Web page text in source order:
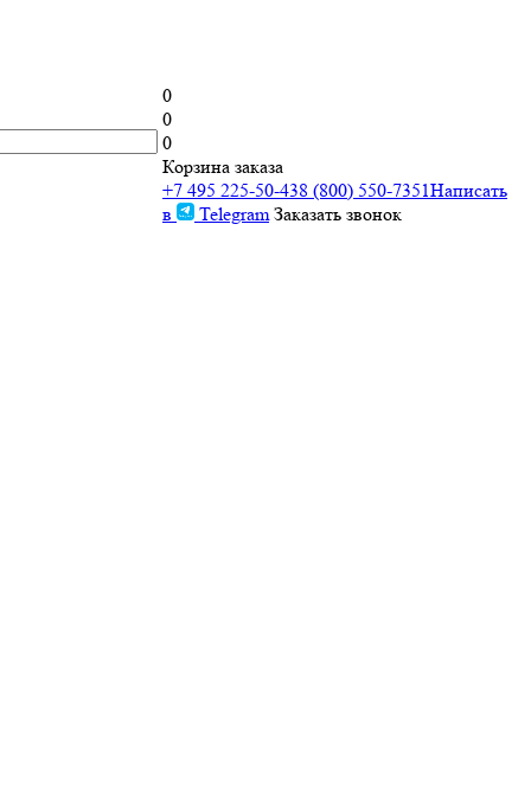
0
0
0
Корзина заказа
+7 495 225-50-438 (800) 550-7351Написать
в
Telegram Заказать звонок